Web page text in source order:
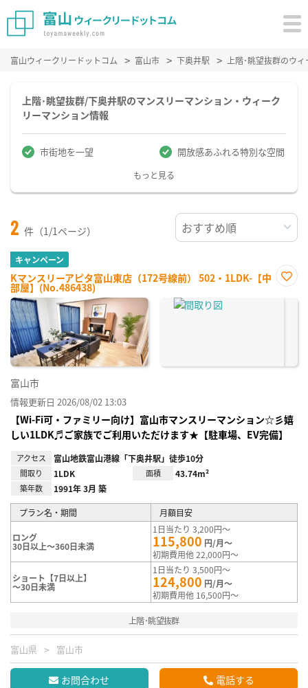
富山ウィークリードットコム 富山市 下奥井駅 上階･眺望抜群のウ
上階･眺望抜群/下奥井駅のマンスリーマンション・ウィーク
リーマンション情報
市街地を一望 開放感あふれる特別な空間
もっと見る
2 件（1/1ページ）
キャンペーン
Kマンスリーアピタ富山東店（172号線前） 502・1LDK-【中
部屋】(No.486438)
に入
富山市
情報更新日 2026/08/02 13:03
【Wi-Fi可・ファミリー向け】富山市マンスリーマンション☆彡嬉
しい1LDK♬ご家族でご利用いただけます★【駐車場、EV完備】
アクセス 富山地鉄富山港線「下奥井駅」徒歩10分
間取り 1LDK 面積 43.74m²
築年数 1991年 3月 築
プラン名・期間 月額目安
ロング
30日以上～360日未満
1日当たり 3,200円～
115,800 円/月～
初期費用他 22,000円～
ショート【7日以上】
～30日未満
1日当たり 3,500円～
124,800 円/月～
初期費用他 16,500円～
上階･眺望抜群
富山県 富山市
お問合わせ 電話する